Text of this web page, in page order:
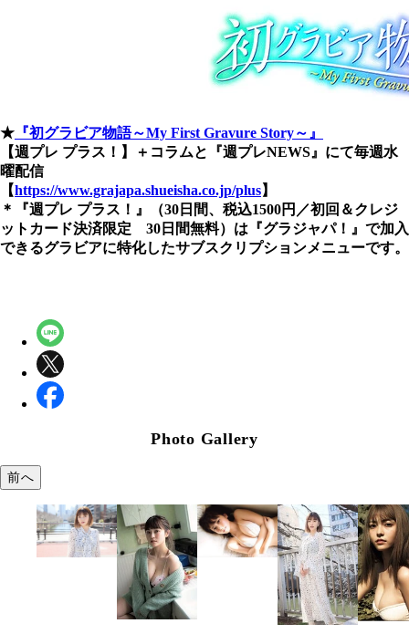
★ 『初グラビア物語～My First Gravure Story～』
【週プレ プラス！】＋コラムと『週プレNEWS』にて毎週水
曜配信
【https://www.grajapa.shueisha.co.jp/plus】
＊『週プレ プラス！』（30日間、税込1500円／初回＆クレジ
ットカード決済限定 30日間無料）は『グラジャパ！』で加入
できるグラビアに特化したサブスクリプションメニューです。
Photo Gallery
前へ